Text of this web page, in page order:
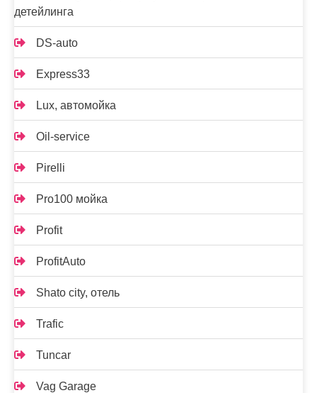
детейлинга
DS-auto
Express33
Lux, автомойка
Oil-service
Pirelli
Pro100 мойка
Profit
ProfitAuto
Shato city, отель
Trafic
Tuncar
Vag Garage